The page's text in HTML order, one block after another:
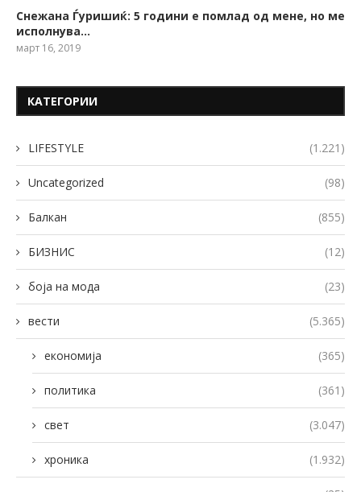
Снежана Ѓуришиќ: 5 години е помлад од мене, но ме
исполнува…
март 16, 2019
КАТЕГОРИИ
LIFESTYLE (1.221)
Uncategorized (98)
Балкан (855)
БИЗНИС (12)
боја на мода (23)
вести (5.365)
економија (365)
политика (361)
свет (3.047)
хроника (1.932)